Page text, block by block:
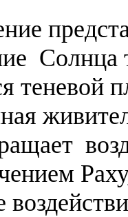
Солнца
теневой